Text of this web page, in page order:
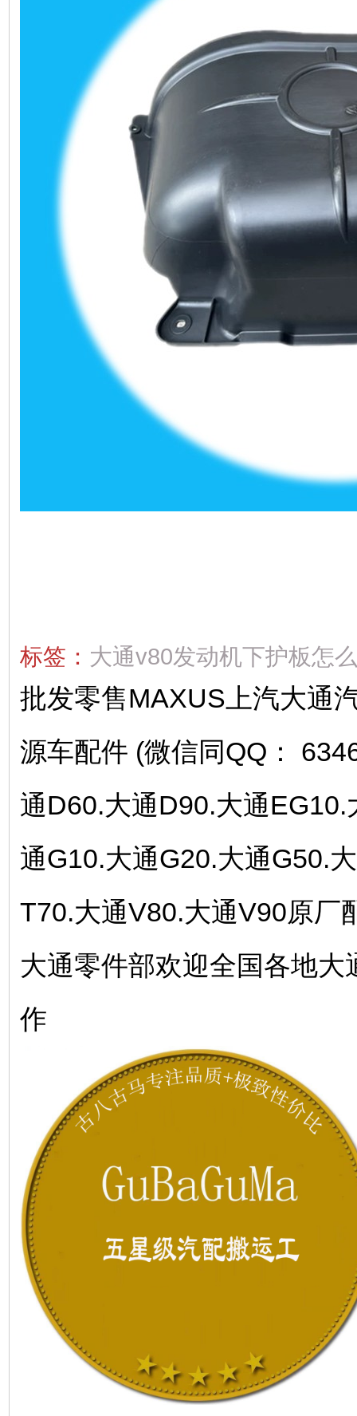
标签： 大通v80发动机下护板怎
批发零售MAXUS上汽大通
源车配件 (微信同QQ：
通D60.大通D90.大通
通G10.大通G20.大通G50.
T70.大通V80.大通V90原厂
大通零件部欢迎全国各地
作